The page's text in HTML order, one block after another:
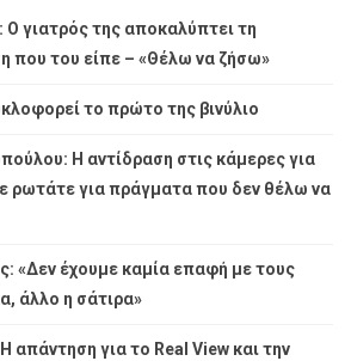
Ο γιατρός της αποκαλύπτει τη
που του είπε – «Θέλω να ζήσω»
το πρώτο της βινύλιο
Η αντίδραση στις κάμερες για
ρωτάτε για πράγματα που δεν θέλω να
«Δεν έχουμε καμία επαφή με τους
άλλο η σάτιρα»
για το Real View και την